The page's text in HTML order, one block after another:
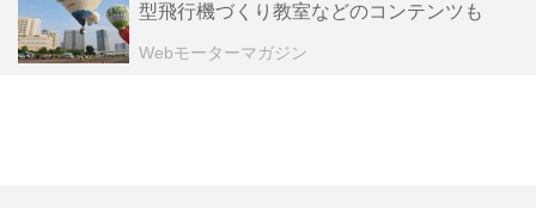
型飛行機づくり教室などのコンテンツも
Webモーターマガジン